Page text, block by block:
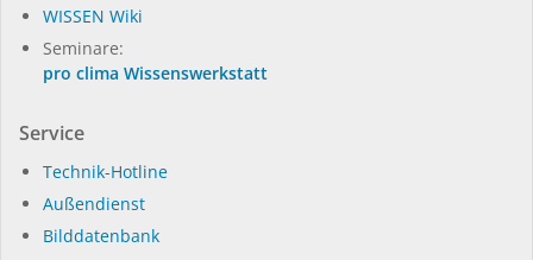
WISSEN Wiki
Seminare:
pro clima Wissenswerkstatt
Service
Technik-Hotline
Außendienst
Bilddatenbank